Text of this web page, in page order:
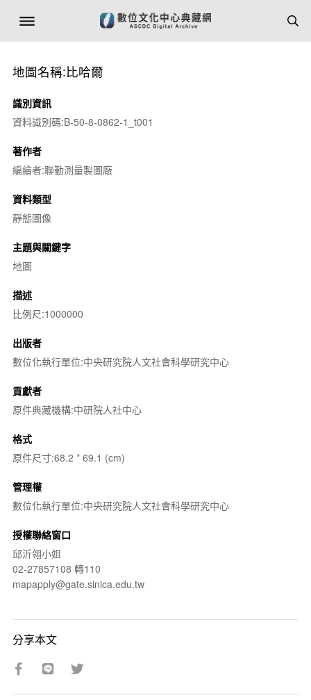
地圖名稱:比哈爾
識別資訊
資料識別碼:B-50-8-0862-1_t001
著作者
編繪者:聯勤測量製圖廠
資料類型
靜態圖像
主題與關鍵字
地圖
描述
比例尺:1000000
出版者
數位化執行單位:中央研究院人文社會科學研究中心
貢獻者
原件典藏機構:中研院人社中心
格式
原件尺寸:68.2 * 69.1 (cm)
管理權
數位化執行單位:中央研究院人文社會科學研究中心
授權聯絡窗口
邱沂翎小姐
02-27857108 轉110
mapapply@gate.sinica.edu.tw
分享本文